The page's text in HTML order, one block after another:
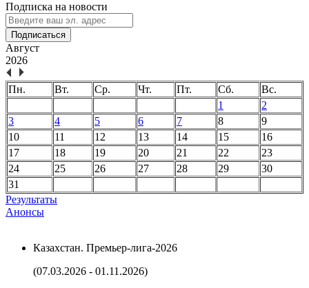
Подписка на новости
Подписаться
Август
2026
Пн. Вт. Ср. Чт. Пт. Сб.
Вс.
1
2
3
4 5 6 7 8
9
10
11 12 13 14 15
16
17
18 19 20 21 22
23
24
25 26 27 28 29
30
31
Результаты
Анонсы
Казахстан. Премьер-лига-2026
(07.03.2026 - 01.11.2026)